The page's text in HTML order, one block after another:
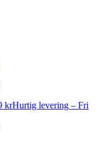
Hurtig levering – Fri